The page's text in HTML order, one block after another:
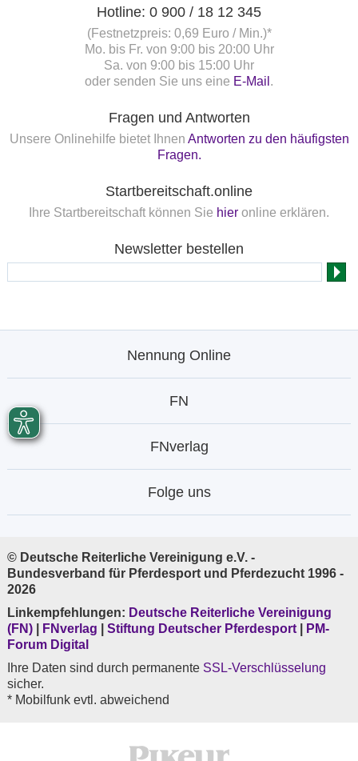
Hotline: 0 900 / 18 12 345
(Festnetzpreis: 0,69 Euro / Min.)*
Mo. bis Fr. von 9:00 bis 20:00 Uhr
Sa. von 9:00 bis 15:00 Uhr
oder senden Sie uns eine E-Mail .
Fragen und Antworten
Unsere Onlinehilfe bietet Ihnen Antworten zu den häufigsten
Fragen.
Startbereitschaft.online
Ihre Startbereitschaft können Sie hier online erklären.
Newsletter bestellen
Nennung Online
FN
FNverlag
Folge uns
© Deutsche Reiterliche Vereinigung e.V. -
Bundesverband für Pferdesport und Pferdezucht 1996 -
2026
Linkempfehlungen: Deutsche Reiterliche Vereinigung
(FN)
FNverlag Stiftung Deutscher Pferdesport
PM-
Forum Digital
Ihre Daten sind durch permanente SSL-Verschlüsselung
sicher.
* Mobilfunk evtl. abweichend